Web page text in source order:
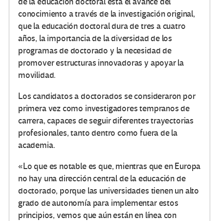
conocimiento a través de la investigación original,
que la educación doctoral dura de tres a cuatro
años, la importancia de la diversidad de los
programas de doctorado y la necesidad de
promover estructuras innovadoras y apoyar la
movilidad.
Los candidatos a doctorados se consideraron por
primera vez como investigadores tempranos de
carrera, capaces de seguir diferentes trayectorias
profesionales, tanto dentro como fuera de la
academia.
«Lo que es notable es que, mientras que en Europa
no hay una dirección central de la educación de
doctorado, porque las universidades tienen un alto
grado de autonomía para implementar estos
principios, vemos que aún están en línea con